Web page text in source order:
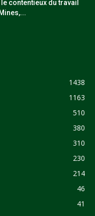
contentieux du travail
1438
1163
510
380
310
230
214
46
41